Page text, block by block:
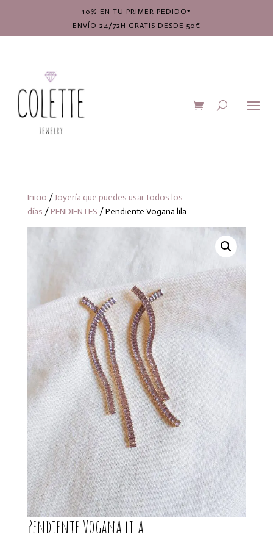
10% EN TU PRIMER PEDIDO*
ENVÍO 24/72H GRATIS DESDE 50€
Inicio /Joyería que puedes usar todos los
días / PENDIENTES / Pendiente Vogana lila
Pendiente Vogana lila